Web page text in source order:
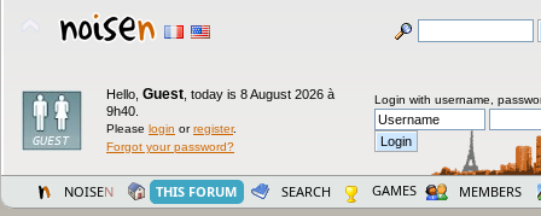
Hello, Guest today is 8 August 2026 à
9h40.
Please login orregister.
Forgot your password?
Login with username,
NOISEN THIS FORUM SEARCH GAMES MEMBERS